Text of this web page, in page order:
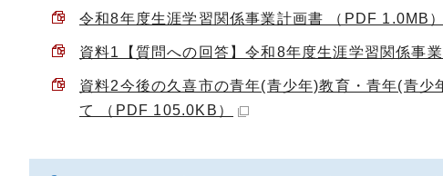
令和8年度生涯学習関係事業計画書 （PDF 1.0MB）
資料1【質問への回答】令和8年度生涯学習関係事
資料2今後の久喜市の青年(青少年)教育・青年(青
て （PDF 105.0KB）